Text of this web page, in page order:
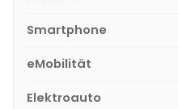
Smartphone
eMobilität
Elektroauto